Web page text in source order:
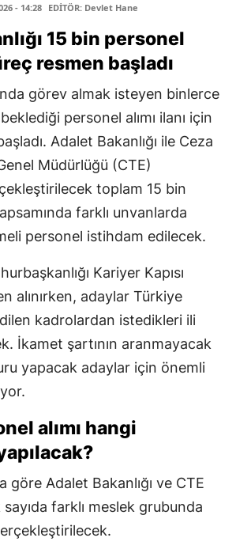
- 14:28 EDİTÖR: Devlet Hane
15 bin personel
resmen başladı
görev almak isteyen binlerce
personel alımı ilanı için
Adalet Bakanlığı ile Ceza
Müdürlüğü (CTE)
toplam 15 bin
farklı unvanlarda
personel istihdam edilecek.
Kariyer Kapısı
alınırken, adaylar Türkiye
kadrolardan istedikleri ili
İkamet şartının aranmayacak
yapacak adaylar için önemli
alımı hangi
göre Adalet Bakanlığı ve CTE
farklı meslek grubunda